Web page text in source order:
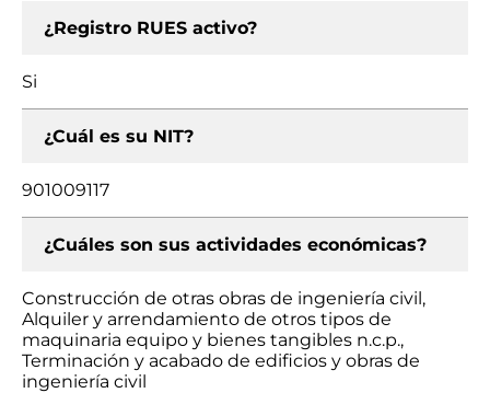
¿Registro RUES activo?
Si
¿Cuál es su NIT?
901009117
¿Cuáles son sus actividades económicas?
Construcción de otras obras de ingeniería civil,
Alquiler y arrendamiento de otros tipos de
maquinaria equipo y bienes tangibles n.c.p.,
Terminación y acabado de edificios y obras de
ingeniería civil